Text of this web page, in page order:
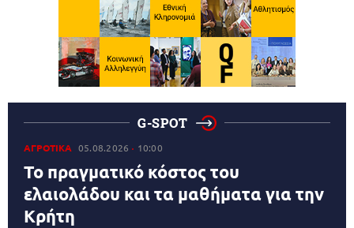
G-SPOT
ΑΓΡΟΤΙΚΑ 05.08.2026 10:00
Το πραγματικό κόστος του
ελαιολάδου και τα μαθήματα για την
Κρήτη